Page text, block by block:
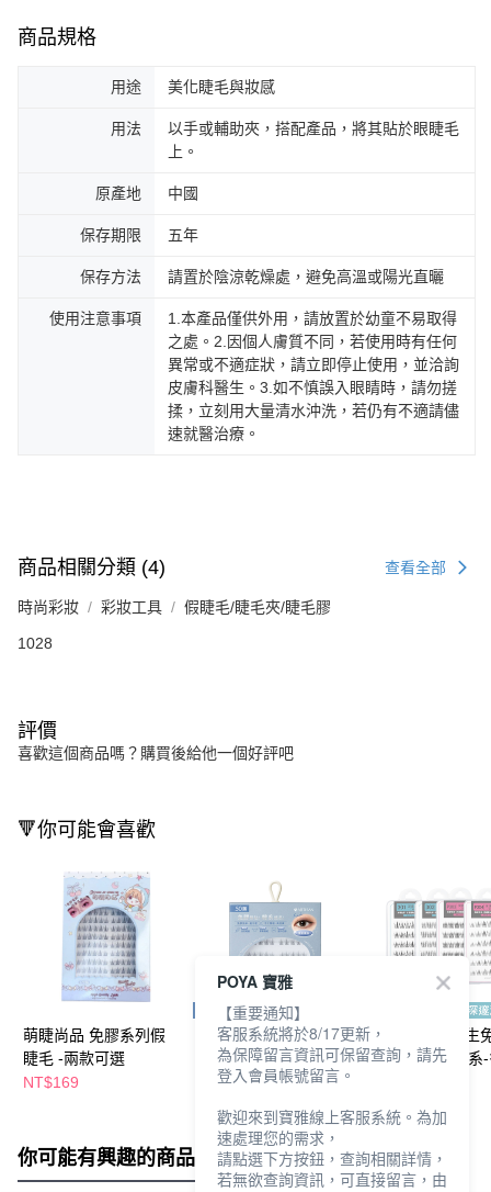
商品規格
用途 美化睫毛與妝感
用法
以手或輔助夾，搭配產品，將其貼於眼睫毛
上。
原產地 中國
保存期限 五年
保存方法 請置於陰涼乾燥處，避免高溫或陽光直曬
使用注意事項
1.本產品僅供外用，請放置於幼童不易取得
之處。2.因個人膚質不同，若使用時有任何
異常或不適症狀，請立即停止使用，並洽詢
皮膚科醫生。3.如不慎誤入眼睛時，請勿搓
揉，立刻用大量清水沖洗，若仍有不適請儘
速就醫治療。
商品相關分類 (4) 查看全部
時尚彩妝 彩妝工具 假睫毛/睫毛夾/睫毛膠
1028
評價
喜歡這個商品嗎？購買後給他一個好評吧
🔻你可能會喜歡
萌睫尚品 免膠系列假
睫毛 -兩款可選
NT$169
ARTISAN 免膠假睫毛
50簇by1028-清新纖長
NT$196
Solone宛若天生
睫毛-深邃濃密系
你可能有興趣的商品 全站排行
POYA 寶雅
【重要通知】
客服系統將於8/17更新，
為保障留言資訊可保留查詢，請先
登入會員帳號留言。
歡迎來到寶雅線上客服系統。為加
速處理您的需求，
請點選下方按鈕，查詢相關詳情，
若無欲查詢資訊，可直接留言，由